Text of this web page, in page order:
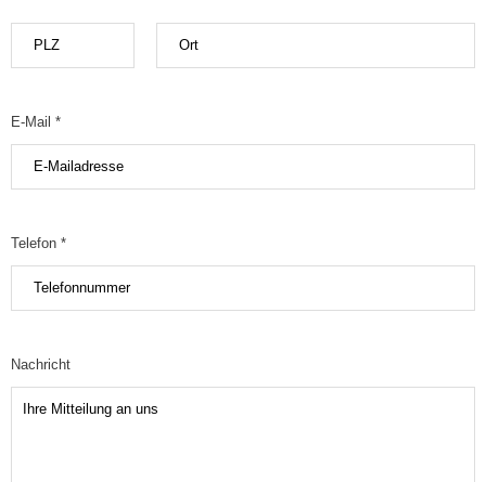
E-Mail *
Telefon *
Nachricht